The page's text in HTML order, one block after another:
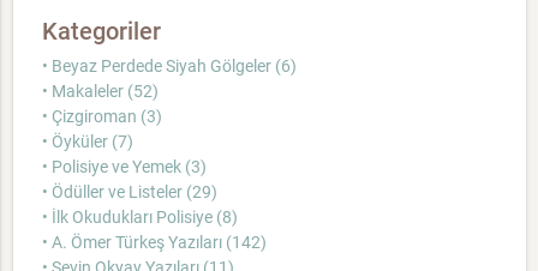
Kategoriler
• Beyaz Perdede Siyah Gölgeler (6)
• Makaleler (52)
• Çizgiroman (3)
• Öyküler (7)
• Polisiye ve Yemek (3)
• Ödüller ve Listeler (29)
• İlk Okudukları Polisiye (8)
• A. Ömer Türkeş Yazıları (142)